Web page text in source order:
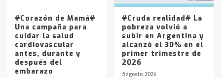
entre 857 a 1338 pesos
#Corazón de Mamá#
Una campaña para
cuidar la salud
cardiovascular
antes, durante y
después del
embarazo
#Cruda realidad# La
pobreza volvió a
subir en Argentina y
alcanzó el 30% en el
primer trimestre de
2026
5 agosto, 2026